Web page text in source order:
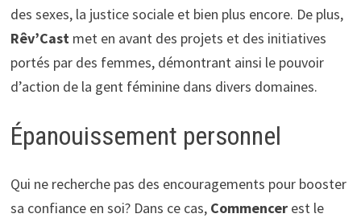
des sexes, la justice sociale et bien plus encore. De plus,
Rêv’Cast met en avant des projets et des initiatives
portés par des femmes, démontrant ainsi le pouvoir
d’action de la gent féminine dans divers domaines.
Épanouissement personnel
Qui ne recherche pas des encouragements pour booster
sa confiance en soi? Dans ce cas, Commencerest le